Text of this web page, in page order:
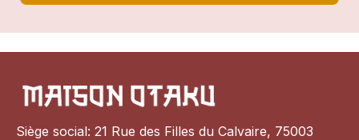
Siège social: 21 Rue des Filles du Calvaire, 75003